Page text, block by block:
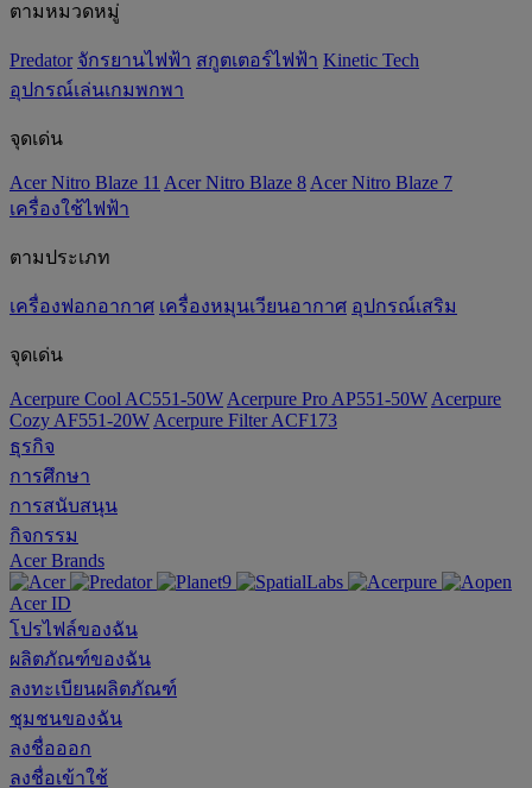
ตามหมวดหมู่
Predator จักรยานไฟฟ้า สกูตเตอร์ไฟฟ้า Kinetic Tech
อุปกรณ์เล่นเกมพกพา
จุดเด่น
Acer Nitro Blaze 11 Acer Nitro Blaze 8 Acer Nitro Blaze 7
เครื่องใช้ไฟฟ้า
ตามประเภท
เครื่องฟอกอากาศ เครื่องหมุนเวียนอากาศ อุปกรณ์เสริม
จุดเด่น
Acerpure Cool AC551-50W Acerpure Pro AP551-50W Acerpure
Cozy AF551-20W Acerpure Filter ACF173
ธุรกิจ
การศึกษา
การสนับสนุน
กิจกรรม
Acer Brands
Acer ID
โปรไฟล์ของฉัน
ผลิตภัณฑ์ของฉัน
ลงทะเบียนผลิตภัณฑ์
ชุมชนของฉัน
ลงชื่อออก
ลงชื่อเข้าใช้